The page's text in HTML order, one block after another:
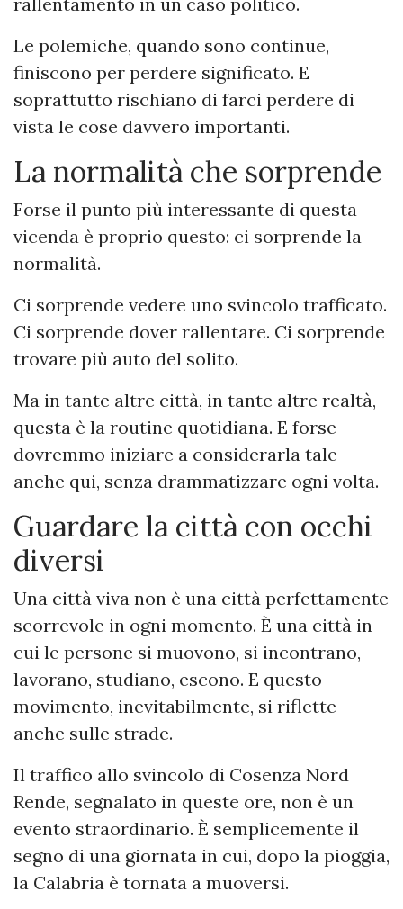
Le polemiche, quando sono continue,
finiscono per perdere significato. E
soprattutto rischiano di farci perdere di
vista le cose davvero importanti.
La normalità che sorprende
Forse il punto più interessante di questa
vicenda è proprio questo: ci sorprende la
normalità.
Ci sorprende vedere uno svincolo trafficato.
Ci sorprende dover rallentare. Ci sorprende
trovare più auto del solito.
Ma in tante altre città, in tante altre realtà,
questa è la routine quotidiana. E forse
dovremmo iniziare a considerarla tale
anche qui, senza drammatizzare ogni volta.
Guardare la città con occhi
diversi
Una città viva non è una città perfettamente
scorrevole in ogni momento. È una città in
cui le persone si muovono, si incontrano,
lavorano, studiano, escono. E questo
movimento, inevitabilmente, si riflette
anche sulle strade.
Il traffico allo svincolo di Cosenza Nord
Rende, segnalato in queste ore, non è un
evento straordinario. È semplicemente il
segno di una giornata in cui, dopo la pioggia,
la Calabria è tornata a muoversi.